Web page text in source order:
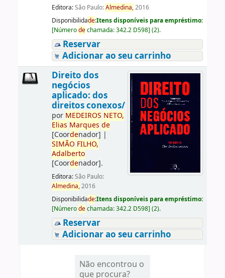
Editora:São Paulo:Almedina,2016
Disponibilidade:Itens disponíveis para empréstimo:
[Númerodechamada:342.2 D598] (2).
Reservar
Adicionar ao seu carrinho
Direito dos
negócios
aplicado: dos
direitos conexos/
por MEDEIROS NETO,
Elias Marques de
[Coordenador] |
SIMÃO FILHO,
Adalberto
[Coordenador].
Editora:São Paulo:
Almedina,2016
Disponibilidade:Itens disponíveis para empréstimo:
[Númerodechamada:342.2 D598] (2).
Reservar
Adicionar ao seu carrinho
Não encontrou o
que procura?